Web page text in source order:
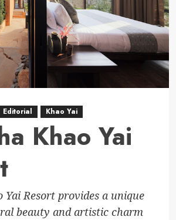
Editorial Khao Yai
Khao Yai
Yai Resort provides a unique
beauty and artistic charm